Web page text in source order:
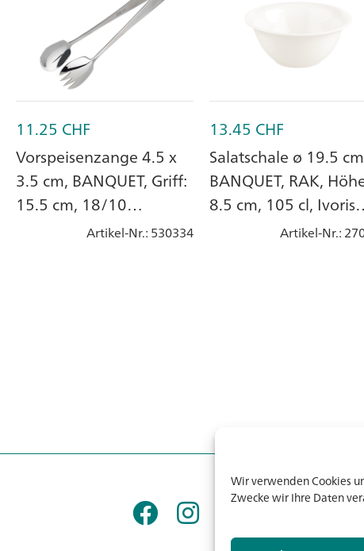
Wir verwenden Cookies
Zwecke wir Ihre Daten
11.25 CHF
Vorspeisenzange 4.5 x
3.5 cm, BANQUET, Griff:
15.5 cm, 18/10
Artikel-Nr.: 530334
13.45 CHF
Salatschale ø 19.5
BANQUET, RAK,
8.5 cm, 105 cl, Ivoris
weiss, Porzellan
Artikel-Nr.: